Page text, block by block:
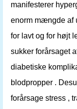
manifesterer
enorm mængde af
for lavt og for højt
sukker forårsaget
diabetiske
blodpropper .
forårsage stress ,